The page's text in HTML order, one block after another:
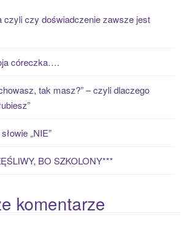
czyli czy doświadczenie zawsze jest
córeczka….
tak masz?” – czyli dlaczego
„NIE”
BO SZKOLONY***
komentarze